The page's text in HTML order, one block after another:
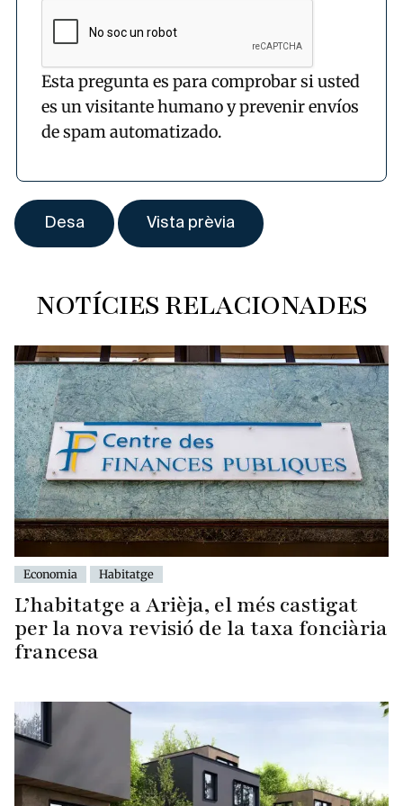
Esta pregunta es para comprobar si usted
es un visitante humano y prevenir envíos
de spam automatizado.
NOTÍCIES RELACIONADES
Economia Habitatge
L’habitatge a Arièja, el més castigat
per la nova revisió de la taxa fonciària
francesa